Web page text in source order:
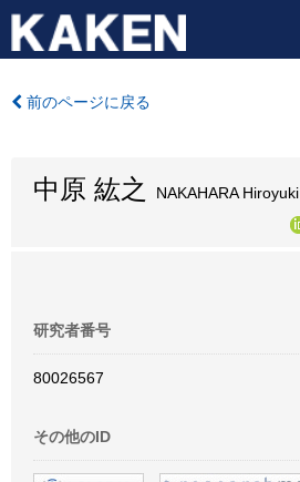
前のページに戻る
中原 紘之
NAKAHARA Hiroyuki
研究者番号
80026567
その他のID